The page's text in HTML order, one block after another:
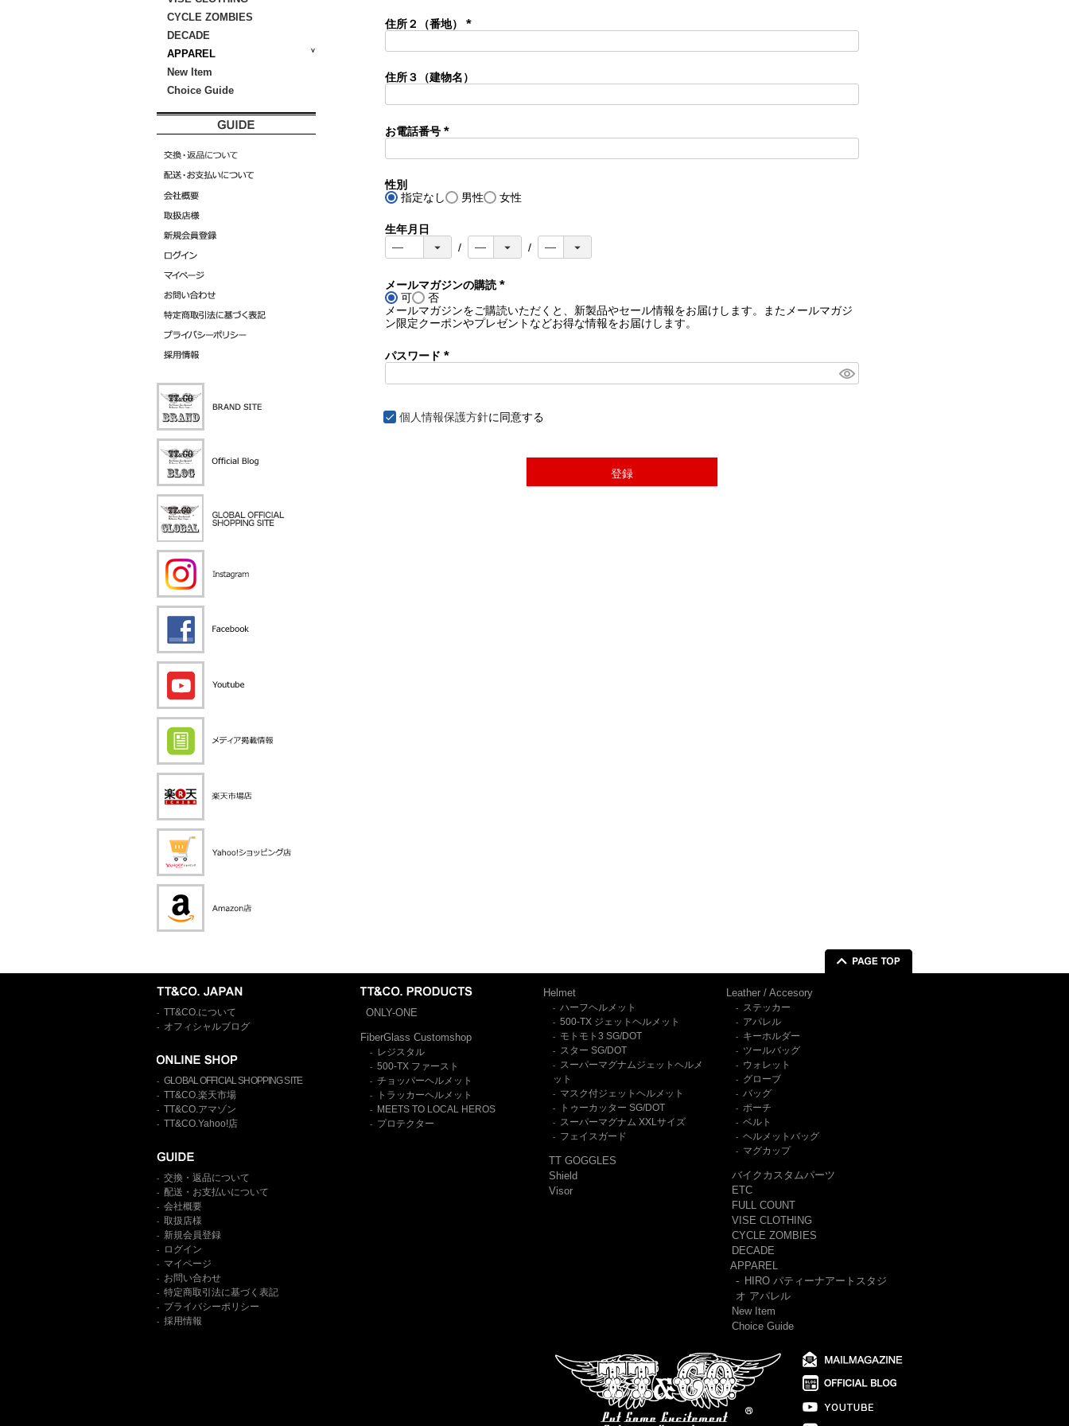
CYCLE ZOMBIES
DECADE
APPAREL
New Item
Choice Guide
住所２（番地）
必
)
住所３（建物名）
お電話番号
必
性別
指定なし
男性 女性
生年月日
メールマガジンの購読
必
須
可
否
メールマガジンをご購読いただくと、新製品やセール情報をお届けします。またメールマガジ
ン限定クーポンやプレゼントなどお得な情報をお届けします。
パスワード
必
)
個人情報保護方針に同意する
登録
- TT&CO.について
- オフィシャルブログ
- GLOBAL OFFICIAL SHOPPING SITE
- TT&CO.楽天市場
- TT&CO.アマゾン
- TT&CO.Yahoo!店
- 交換・返品について
- 配送・お支払いについて
- 会社概要
- 取扱店様
- 新規会員登録
- ログイン
- マイページ
- お問い合わせ
- 特定商取引法に基づく表記
- プライバシーポリシー
- 採用情報
ONLY-ONE
FiberGlass Customshop
- レジスタル
- 500-TX ファースト
- チョッパーヘルメット
- トラッカーヘルメット
- MEETS TO LOCAL HEROS
- プロテクター
Helmet
- ハーフヘルメット
- 500-TX ジェットヘルメット
- モトモト3 SG/DOT
- スター SG/DOT
-
スーパーマグナムジェットヘルメ
ット
- マスク付ジェットヘルメット
- トゥーカッター SG/DOT
- スーパーマグナム XXLサイズ
- フェイスガード
TT GOGGLES
Shield
Visor
Leather / Accesory
- ステッカー
- アパレル
- キーホルダー
- ツールバッグ
- ウォレット
- グローブ
- バッグ
- ポーチ
- ベルト
- ヘルメットバッグ
- マグカップ
バイクカスタムパーツ
ETC
FULL COUNT
VISE CLOTHING
CYCLE ZOMBIES
DECADE
APPAREL
- HIRO パティーナアートスタジ
オ アパレル
New Item
Choice Guide